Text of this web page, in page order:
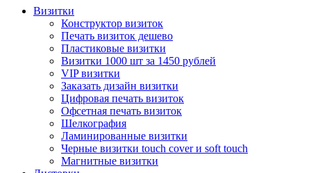
Визитки
Конструктор визиток
Печать визиток дешево
Пластиковые визитки
Визитки 1000 шт за 1450 рублей
VIP визитки
Заказать дизайн визитки
Цифровая печать визиток
Офсетная печать визиток
Шелкография
Ламинированные визитки
Черные визитки touch cover и soft touch
Магнитные визитки